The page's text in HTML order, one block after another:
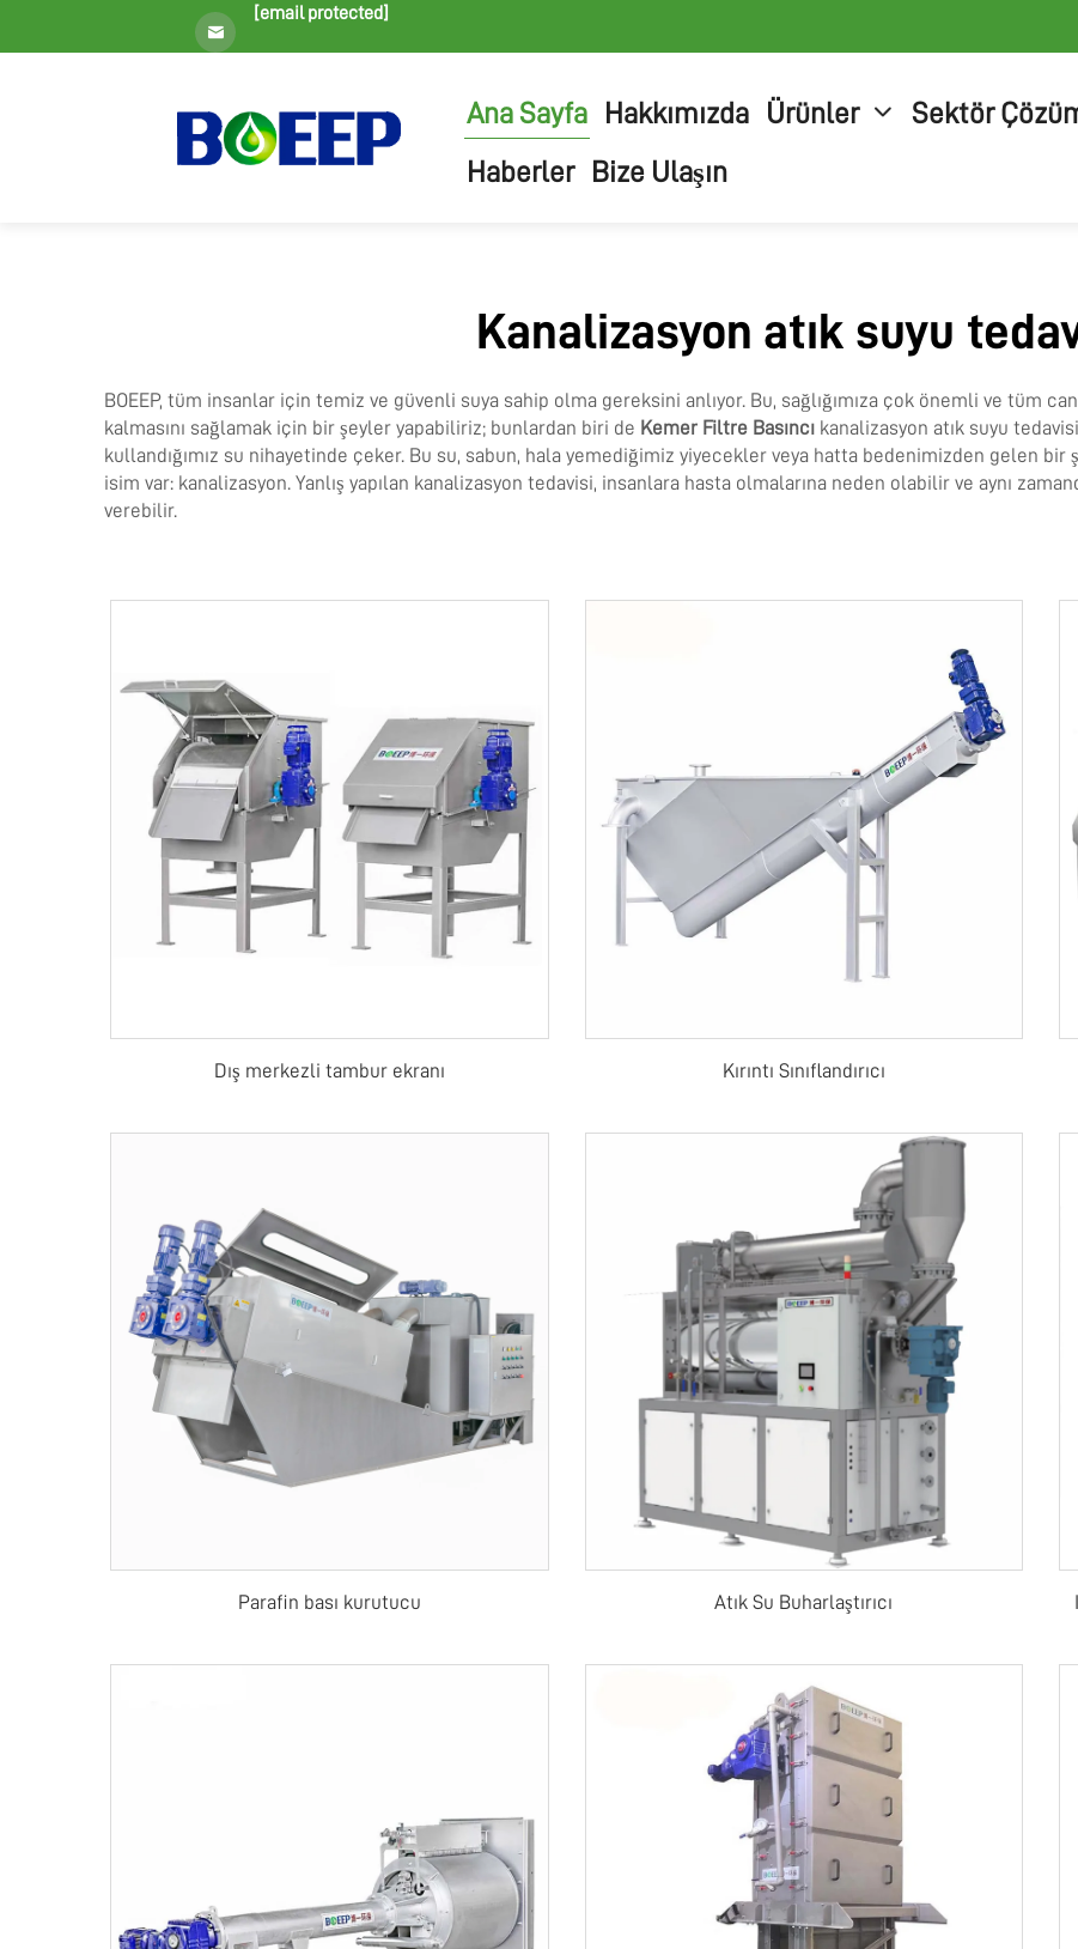
[email protected]
Ana Sayfa Hakkımızda Ürünler
Sektör
Haberler
Bize Ulaşın
Kanalizasyon atık suyu
BOEEP, tüm insanlar için temiz ve güvenli suya sahip olma gereksini anlıyor. Bu, sağlığımıza çok önemli ve tüm
kalmasını sağlamak için bir şeyler yapabiliriz; bunlardan biri de Kemer Filtre Basıncı kanalizasyon atık suyu
kullandığımız su nihayetinde çeker. Bu su, sabun, hala yemediğimiz yiyecekler veya hatta bedenimizden gelen
isim var: kanalizasyon. Yanlış yapılan kanalizasyon tedavisi, insanlara hasta olmalarına neden olabilir ve aynı
verebilir.
Dış merkezli tambur ekranı Kırıntı Sınıflandırıcı
Parafin bası kurutucu Atık Su Buharlaştırıcı